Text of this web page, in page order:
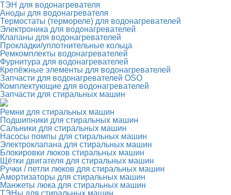
ТЭН для водонагревателя
Аноды для водонагревателя
Термостаты (термореле) для водонагревателей
Электроника для водонагревателей
Клапаны для водонагревателей
Прокладки/уплотнительные кольца
Ремкомплекты водонагревателей
Фурнитура для водонагревателей
Крепёжные элементы для водонагревателей
Запчасти для водонагревателей OSO
Комплектующие для водонагревателей
Запчасти для стиральных машин
Ремни для стиральных машин
Подшипники для стиральных машин
Сальники для стиральных машин
Насосы помпы для стиральных машин
Электроклапана для стиральных машин
Блокировки люков стиральных машин
Щётки двигателя для стиральных машин
Ручки / петли люков для стиральных машин
Амортизаторы для стиральных машин
Манжеты люка для стиральных машин
ТЭНы для стиральных машин